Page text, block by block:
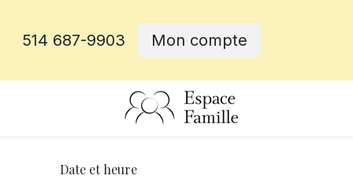
514 687-9903 Mon compte
Date et heure